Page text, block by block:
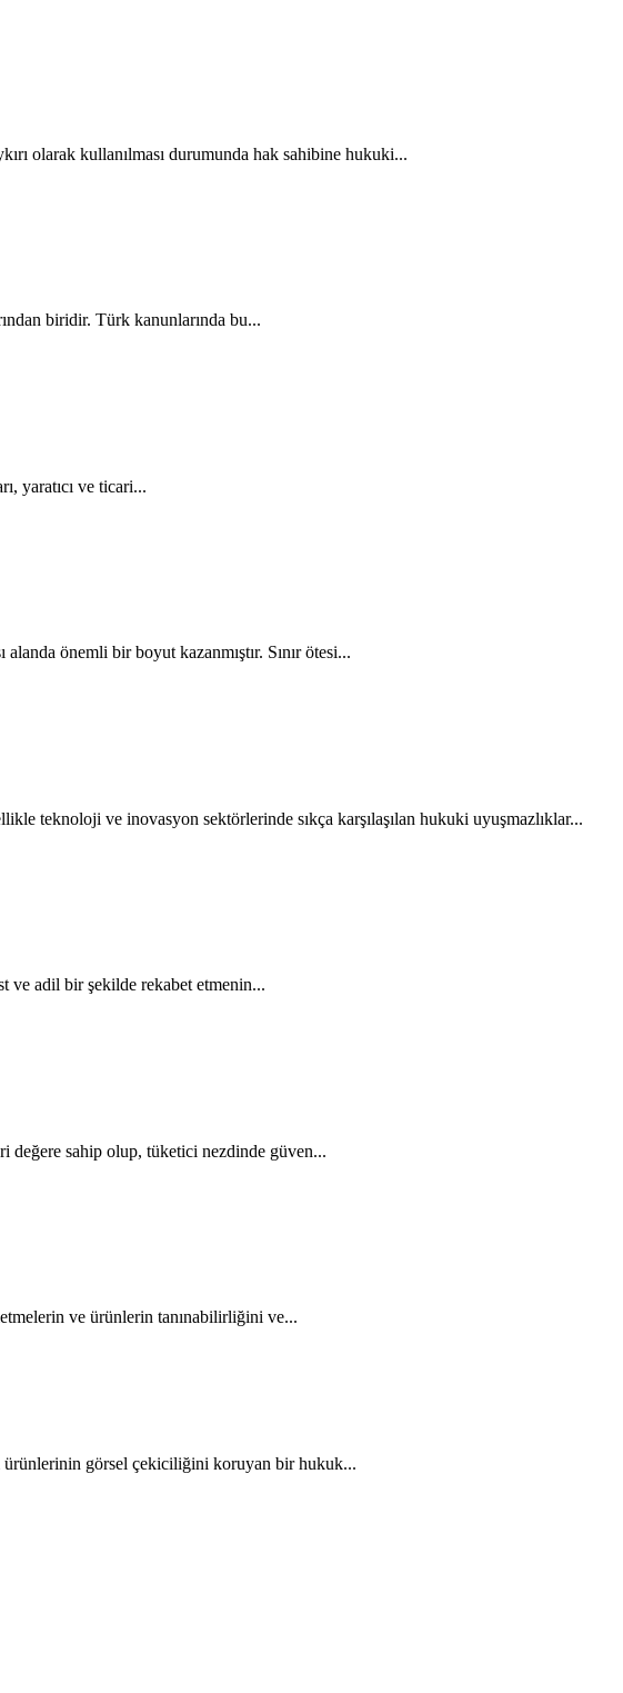
olarak kullanılması durumunda hak sahibine hukuki...
biridir. Türk kanunlarında bu...
yaratıcı ve ticari...
önemli bir boyut kazanmıştır. Sınır ötesi...
teknoloji ve inovasyon sektörlerinde sıkça karşılaşılan hukuki uyuşmazlıklar...
ve adil bir şekilde rekabet etmenin...
değere sahip olup, tüketici nezdinde güven...
ve ürünlerin tanınabilirliğini ve...
ürünlerinin görsel çekiciliğini koruyan bir hukuk...